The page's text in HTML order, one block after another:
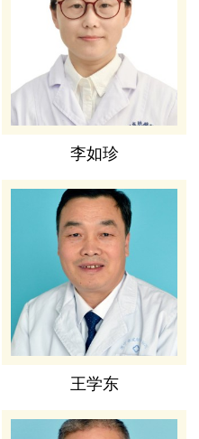
李如珍
王学东